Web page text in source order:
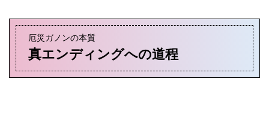
厄災ガノンの本質
真エンディングへの道程